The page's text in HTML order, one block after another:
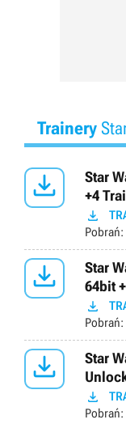
Trainery

Star
+4

Pobrań:

Star
64bit

Pobrań:

Star

Pobrań: